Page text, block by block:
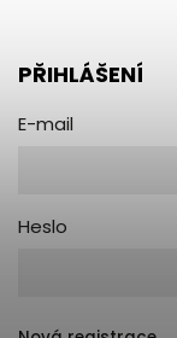
PŘIHLÁŠENÍ
E-mail
Heslo